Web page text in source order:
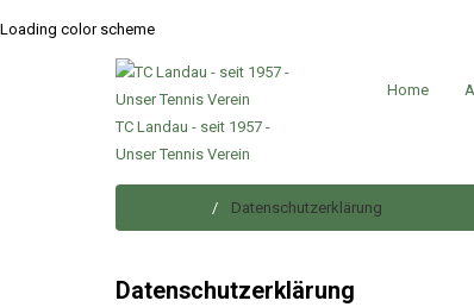
Loading color scheme
TC Landau - seit 1957 -
Unser Tennis Verein
Home
Datenschutzerklärung
Datenschutzerklärung